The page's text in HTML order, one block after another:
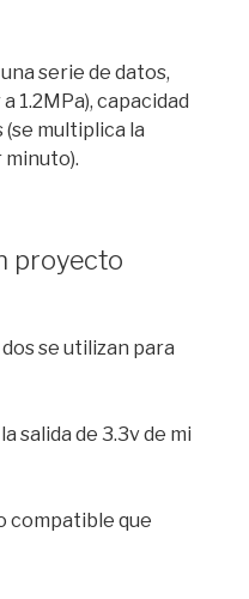
serie de datos,
1.2MPa), capacidad
multiplica la
proyecto
se utilizan para
salida de 3.3v de mi
compatible que